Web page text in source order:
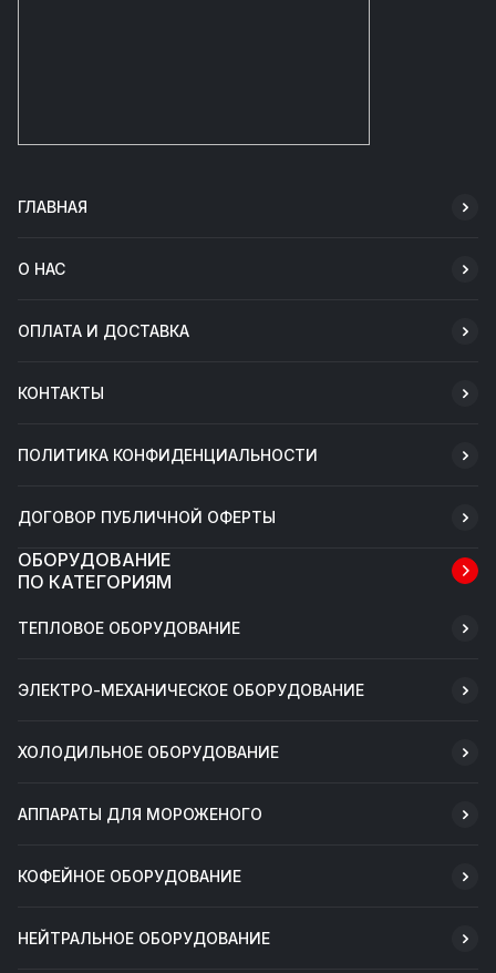
ГЛАВНАЯ
О НАС
ОПЛАТА И ДОСТАВКА
КОНТАКТЫ
ПОЛИТИКА КОНФИДЕНЦИАЛЬНОСТИ
ДОГОВОР ПУБЛИЧНОЙ ОФЕРТЫ
ОБОРУДОВАНИЕ
ПО КАТЕГОРИЯМ
ТЕПЛОВОЕ ОБОРУДОВАНИЕ
ЭЛЕКТРО-МЕХАНИЧЕСКОЕ ОБОРУДОВАНИЕ
ХОЛОДИЛЬНОЕ ОБОРУДОВАНИЕ
АППАРАТЫ ДЛЯ МОРОЖЕНОГО
КОФЕЙНОЕ ОБОРУДОВАНИЕ
НЕЙТРАЛЬНОЕ ОБОРУДОВАНИЕ